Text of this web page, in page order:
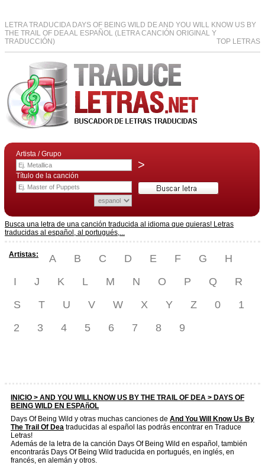
LETRA TRADUCIDA DAYS OF BEING WILD DE AND YOU WILL KNOW US BY
THE TRAIL OF DEA AL ESPAÑOL (LETRA CANCIÓN ORIGINAL Y
TRADUCCIÓN)
TOP LETRAS
Artista / Grupo
>
Título de la canción
Busca una letra de una canción traducida al idioma que quieras! Letras
traducidas al español, al portugués,...
Artistas: A B C D E F G
H
I
J K L M N O P Q
R
S
T U V W X Y Z 0
1
2
3 4 5 6 7 8 9
INICIO > AND YOU WILL KNOW US BY THE TRAIL OF DEA > DAYS OF
BEING WILD EN ESPAñOL
Days Of Being Wild y otras muchas canciones de And You Will Know Us By
The Trail Of Dea traducidas al español las podrás encontrar en Traduce
Letras!
Además de la letra de la canción Days Of Being Wild en español, también
encontrarás Days Of Being Wild traducida en portugués, en inglés, en
francés, en alemán y otros.